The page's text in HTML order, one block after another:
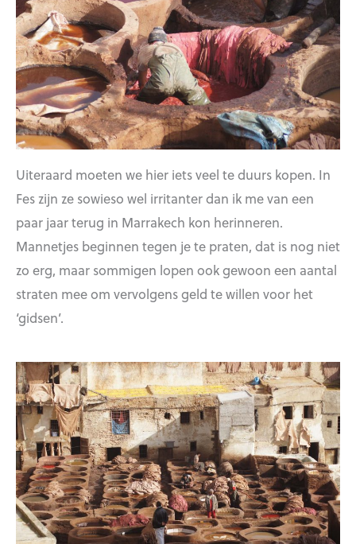
Uiteraard moeten we hier iets veel te duurs kopen. In
Fes zijn ze sowieso wel irritanter dan ik me van een
paar jaar terug in Marrakech kon herinneren.
Mannetjes beginnen tegen je te praten, dat is nog niet
zo erg, maar sommigen lopen ook gewoon een aantal
straten mee om vervolgens geld te willen voor het
‘gidsen’.